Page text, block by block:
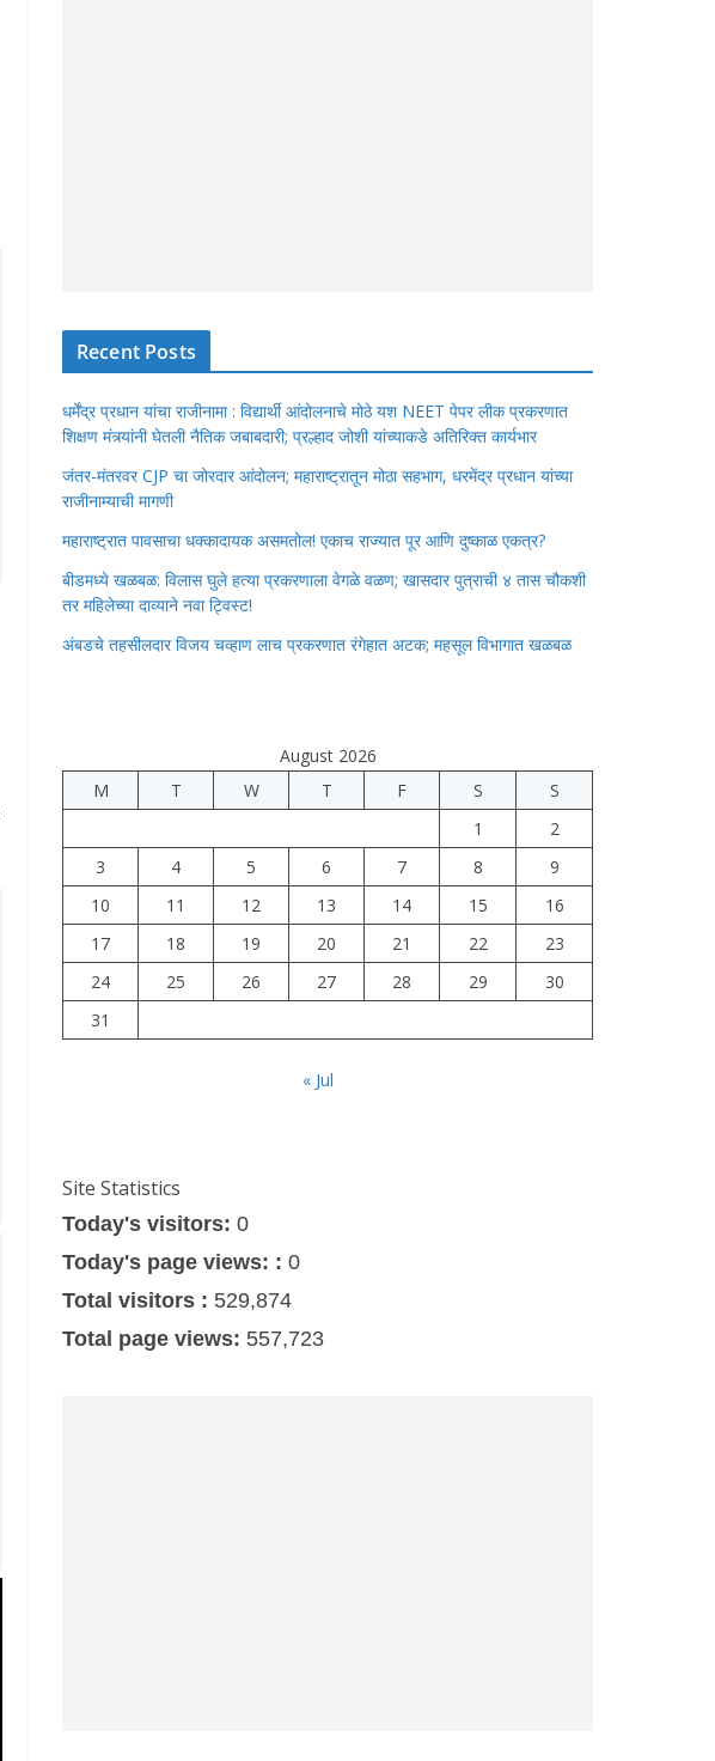
Recent Posts
धर्मेंद्र प्रधान यांचा राजीनामा : विद्यार्थी आंदोलनाचे मोठे यश NEET पेपर लीक प्रकरणात
शिक्षण मंत्र्यांनी घेतली नैतिक जबाबदारी; प्रल्हाद जोशी यांच्याकडे अतिरिक्त कार्यभार
जंतर-मंतरवर CJP चा जोरदार आंदोलन; महाराष्ट्रातून मोठा सहभाग, धरमेंद्र प्रधान यांच्या
राजीनाम्याची मागणी
महाराष्ट्रात पावसाचा धक्कादायक असमतोल! एकाच राज्यात पूर आणि दुष्काळ एकत्र?
बीडमध्ये खळबळ: विलास घुले हत्या प्रकरणाला वेगळे वळण; खासदार पुत्राची ४ तास चौकशी
तर महिलेच्या दाव्याने नवा ट्विस्ट!
अंबडचे तहसीलदार विजय चव्हाण लाच प्रकरणात रंगेहात अटक; महसूल विभागात खळबळ
August 2026
M
T W T F S
S
1
2
3
4 5 6 7 8
9
10
11 12 13 14 15
16
17
18 19 20 21 22
23
24
25 26 27 28 29
30
31
« Jul
Site Statistics
Today's visitors: 0
Today's page views: : 0
Total visitors : 529,874
Total page views: 557,723